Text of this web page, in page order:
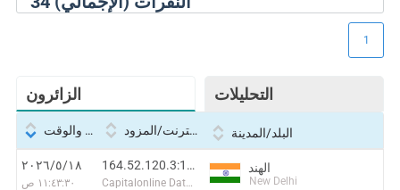
الزائرون التحليلات
1
التاريخ والوقت بروتوكول الإنترنت/المزود البلد/المدينة
١٨‏/٥‏/٢٠٢٦
١١:٤٣:٣٠ ص
164.52.120.3:12691
Capitalonline Data Service (HK) Co
الهند
New Delhi